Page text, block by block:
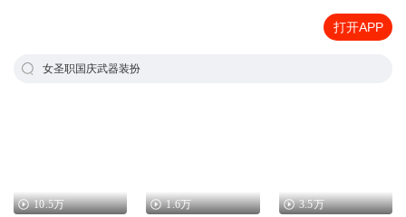
打开APP
女圣职国庆武器装扮
10.5万 1.6万 3.5万